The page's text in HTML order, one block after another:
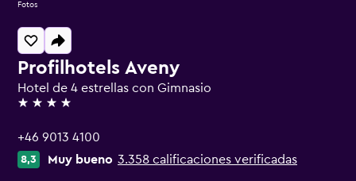
Profilhotels Aveny
Hotel de 4 estrellas con Gimnasio
4 estrellas
+46 9013 4100
8,3 Muy bueno 3.358 calificaciones verificadas
Fotos